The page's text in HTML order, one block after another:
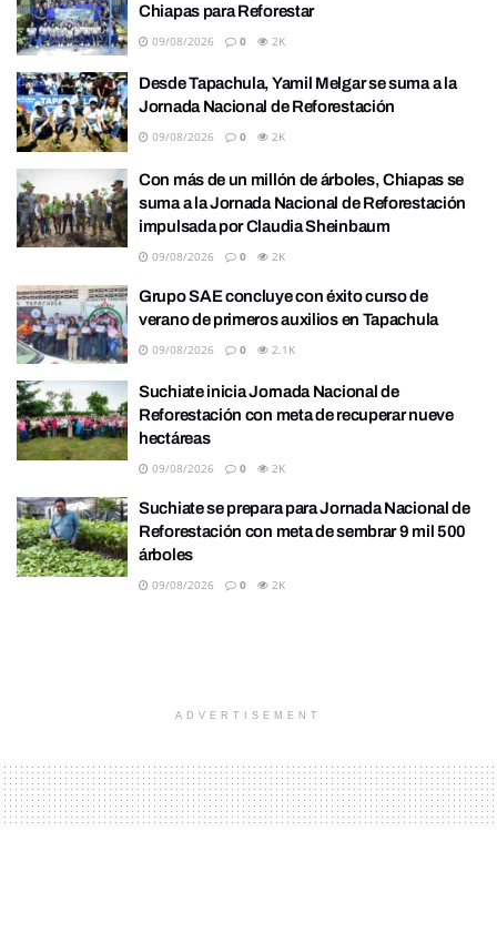
Chiapas para Reforestar
09/08/2026 0 2K
Desde Tapachula, Yamil Melgar se suma a la
Jornada Nacional de Reforestación
09/08/2026 0 2K
Con más de un millón de árboles, Chiapas se
suma a la Jornada Nacional de Reforestación
impulsada por Claudia Sheinbaum
09/08/2026 0 2K
Grupo SAE concluye con éxito curso de
verano de primeros auxilios en Tapachula
09/08/2026 0 2.1K
Suchiate inicia Jornada Nacional de
Reforestación con meta de recuperar nueve
hectáreas
09/08/2026 0 2K
Suchiate se prepara para Jornada Nacional de
Reforestación con meta de sembrar 9 mil 500
árboles
09/08/2026 0 2K
ADVERTISEMENT